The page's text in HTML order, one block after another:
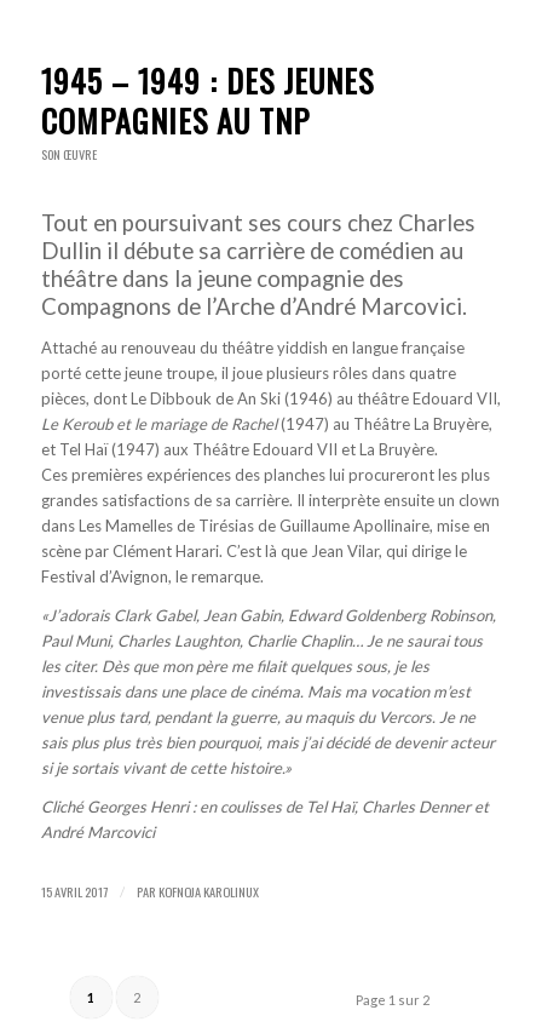
1945 – 1949 : DES JEUNES
COMPAGNIES AU TNP
SON ŒUVRE
Tout en poursuivant ses cours chez Charles
Dullin il débute sa carrière de comédien au
théâtre dans la jeune compagnie des
Compagnons de l’Arche d’André Marcovici.
Attaché au renouveau du théâtre yiddish en langue française
porté cette jeune troupe, il joue plusieurs rôles dans quatre
pièces, dontLe Dibbouk de An Ski (1946) au théâtre Edouard VII,
Le Keroub et le mariage de Rachel(1947) au Théâtre La Bruyère,
et Tel Haï (1947) aux Théâtre Edouard VII et La Bruyère.
Ces premières expériences des planches lui procureront les plus
grandes satisfactions de sa carrière. Il interprète ensuite un clown
dansLes Mamelles de Tirésias de Guillaume Apollinaire, mise en
scène par Clément Harari. C’est là que Jean Vilar, qui dirige le
Festival d’Avignon, le remarque.
«J’adorais Clark Gabel, Jean Gabin, Edward Goldenberg Robinson,
Paul Muni, Charles Laughton, Charlie Chaplin… Je ne saurai tous
les citer. Dès que mon père me filait quelques sous, je les
investissais dans une place de cinéma. Mais ma vocation m’est
venue plus tard, pendant la guerre, au maquis du Vercors. Je ne
sais plus plus très bien pourquoi, mais j’ai décidé de devenir acteur
si je sortais vivant de cette histoire.»
Cliché Georges Henri : en coulisses de Tel Haï, Charles Denner et
André Marcovici
15 AVRIL 2017 / PAR KOFNOJA KAROLINUX
Page 1 sur 2
1 2